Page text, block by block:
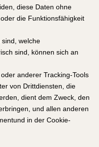
diese Daten ohne
die Funktionsfähigkeit
welche
sind, können sich an
anderer Tracking-Tools
von Drittdiensten, die
dient dem Zweck, den
und allen anderen
in der Cookie-